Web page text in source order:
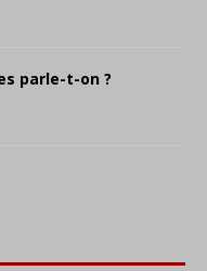
parle-t-on ?